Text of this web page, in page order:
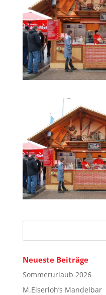
Neueste Beiträge
Sommerurlaub 2026
M.Eiserloh’s Mandelbar